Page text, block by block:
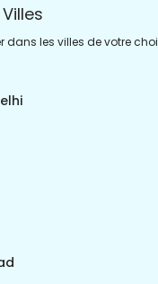
dans les villes de votre